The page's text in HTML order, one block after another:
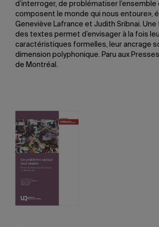
d’interroger, de problématiser l’ensemble
composent le monde qui nous entoure»,
Geneviève Lafrance et Judith Sribnai.
des textes permet d’envisager à la fois
caractéristiques formelles, leur ancrage
dimension polyphonique. Paru aux
de Montréal.